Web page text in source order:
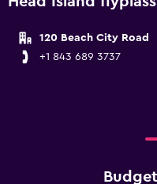
120 Beach City Road
+1 843 689 3737